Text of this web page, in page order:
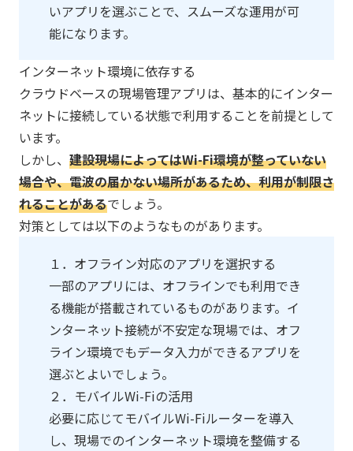
いアプリを選ぶことで、スムーズな運用が可
能になります。
インターネット環境に依存する
クラウドベースの現場管理アプリは、基本的にインター
ネットに接続している状態で利用することを前提として
います。
しかし、 建設現場によってはWi-Fi環境が整っていない
場合や、電波の届かない場所があるため、利用が制限さ
れることがある​でしょう。
対策としては以下のようなものがあります。
１．オフライン対応のアプリを選択する
一部のアプリには、オフラインでも利用でき
る機能が搭載されているものがあります。イ
ンターネット接続が不安定な現場では、オフ
ライン環境でもデータ入力ができるアプリを
選ぶとよいでしょう。
２．モバイルWi-Fiの活用
必要に応じてモバイルWi-Fiルーターを導入
し、現場でのインターネット環境を整備する